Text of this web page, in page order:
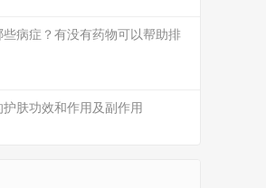
病症？有没有药物可以帮助排
肤功效和作用及副作用